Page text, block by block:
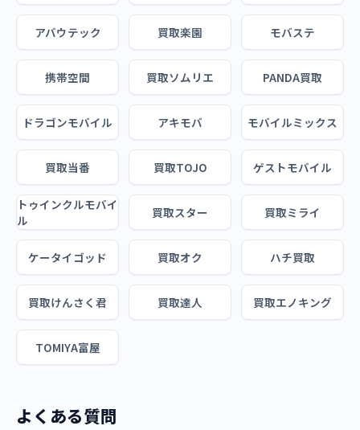
アバウテック 買取楽園 モバステ
携帯空間 買取ソムリエ PANDA買取
ドラゴンモバイル アキモバ モバイルミックス
買取当番 買取TOJO ゲストモバイル
トゥインクルモバイ
ル
買取スター 買取ミライ
ケータイゴッド 買取オク ハチ買取
買取けんさく君 買取達人 買取エノキング
TOMIYA富屋
よくある質問